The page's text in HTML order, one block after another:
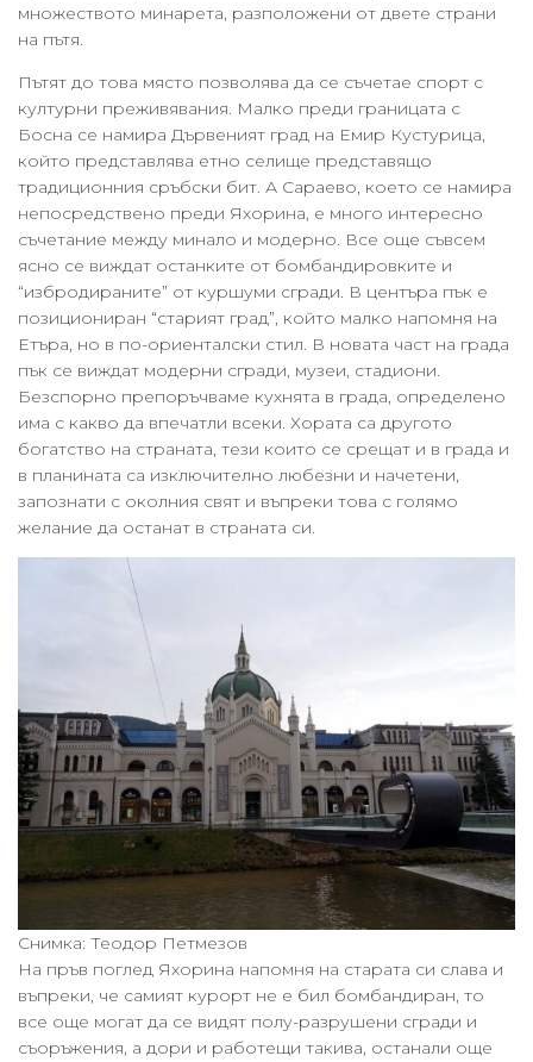
множеството минарета, разположени от двете страни
на пътя.
Пътят до това място позволява да се съчетае спорт с
културни преживявания. Малко преди границата с
Босна се намира Дървеният град на Емир Кустурица,
който представлява етно селище представящо
традиционния сръбски бит. А Сараево, което се намира
непосредствено преди Яхорина, е много интересно
съчетание между минало и модерно. Все още съвсем
ясно се виждат останките от бомбандировките и
“избродираните” от куршуми сгради. В центъра пък е
позициониран “старият град”, който малко напомня на
Етъра, но в по-ориенталски стил. В новата част на града
пък се виждат модерни сгради, музеи, стадиони.
Безспорно препоръчваме кухнята в града, определено
има с какво да впечатли всеки. Хората са другото
богатство на страната, тези които се срещат и в града и
в планината са изключително любезни и начетени,
запознати с околния свят и въпреки това с голямо
желание да останат в страната си.
Снимка: Теодор Петмезов
На пръв поглед Яхорина напомня на старата си слава и
въпреки, че самият курорт не е бил бомбандиран, то
все още могат да се видят полу-разрушени сгради и
съоръжения, а дори и работещи такива, останали още